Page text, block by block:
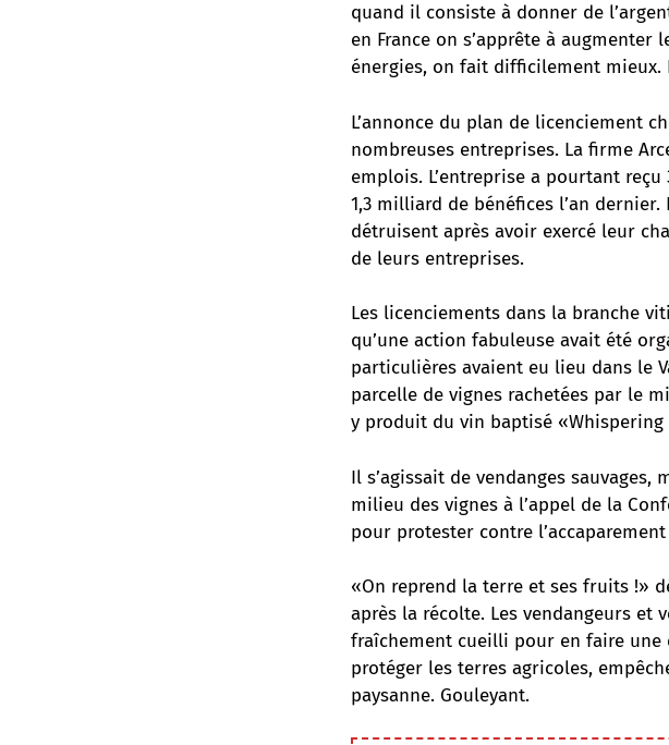
quand il consiste à donner de
en France on s’apprête à
énergies, on fait difficilement mieux.
L’annonce du plan de licenciement
nombreuses entreprises. La firme
emplois. L’entreprise a pourtant
1,3 milliard de bénéfices l’an
détruisent après avoir exercé leur
de leurs entreprises.
Les licenciements dans la branche
qu’une action fabuleuse avait été
particulières avaient eu lieu dans le
parcelle de vignes rachetées par le
y produit du vin baptisé «Whispering
Il s’agissait de vendanges
milieu des vignes à l’appel de la
pour protester contre
«On reprend la terre et ses fruits !»
après la récolte. Les vendangeurs et
fraîchement cueilli pour en faire
protéger les terres agricoles,
paysanne. Gouleyant.